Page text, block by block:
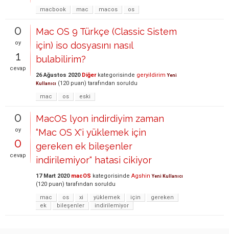
macbook
mac macos os
0
oy
1
cevap
Mac OS 9 Türkçe (Classic Sistem
için) iso dosyasını nasıl
bulabilirim?
26 Ağustos 2020 Diğerkategorisinde geryildirim Yeni
Kullanıcı (120 puan) tarafından soruldu
mac
os eski
0
oy
0
cevap
MacOS lyon indirdiyim zaman
“Mac OS X'i yüklemek için
gereken ek bileşenler
indirilemiyor“ hatasi cikiyor
17 Mart 2020 macOS kategorisinde Agshin Yeni Kullanıcı
(120 puan) tarafından soruldu
mac
os xi yüklemek için
gereken
ek
bileşenler indirilemiyor